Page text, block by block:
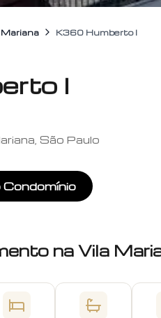
K360 Humberto I
I
São Paulo
na Vila